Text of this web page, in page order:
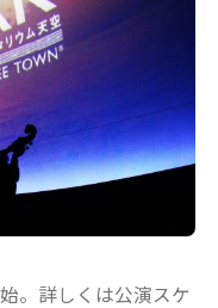
。詳しくは公演スケ